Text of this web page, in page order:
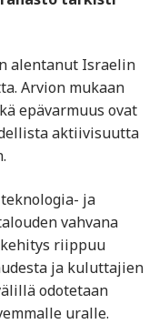
alentanut Israelin
Arvion mukaan
epävarmuus ovat
aktiivisuutta
ja
vahvana
riippuu
ja kuluttajien
odotetaan
uralle.